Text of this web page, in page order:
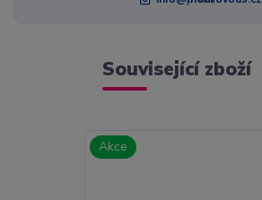
Související zboží
Akce